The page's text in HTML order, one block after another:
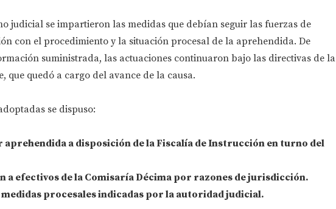
judicial se impartieron las medidas que debían seguir las fuerzas de
con el procedimiento y la situación procesal de la aprehendida. De
suministrada, las actuaciones continuaron bajo las directivas de la
que quedó a cargo del avance de la causa.
se dispuso:
aprehendida a disposición de la Fiscalía de Instrucción en turno del
a efectivos de la Comisaría Décima por razones de jurisdicción.
procesales indicadas por la autoridad judicial.